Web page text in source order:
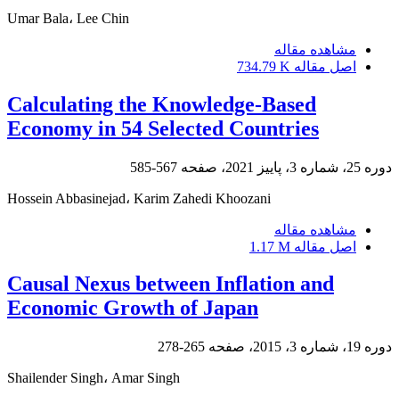
Umar Bala، Lee Chin
مشاهده مقاله
اصل مقاله 734.79 K
Calculating the Knowledge-Based
Economy in 54 Selected Countries
دوره 25، شماره 3، پاییز 2021، صفحه 567-585
Hossein Abbasinejad، Karim Zahedi Khoozani
مشاهده مقاله
اصل مقاله 1.17 M
Causal Nexus between Inflation and
Economic Growth of Japan
دوره 19، شماره 3، 2015، صفحه 265-278
Shailender Singh، Amar Singh